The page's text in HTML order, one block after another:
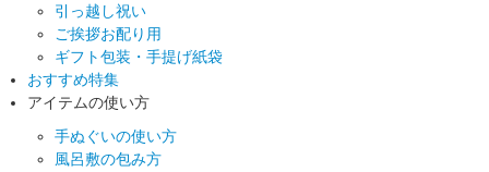
引っ越し祝い
ご挨拶お配り用
ギフト包装・手提げ紙袋
おすすめ特集
アイテムの使い方
手ぬぐいの使い方
風呂敷の包み方